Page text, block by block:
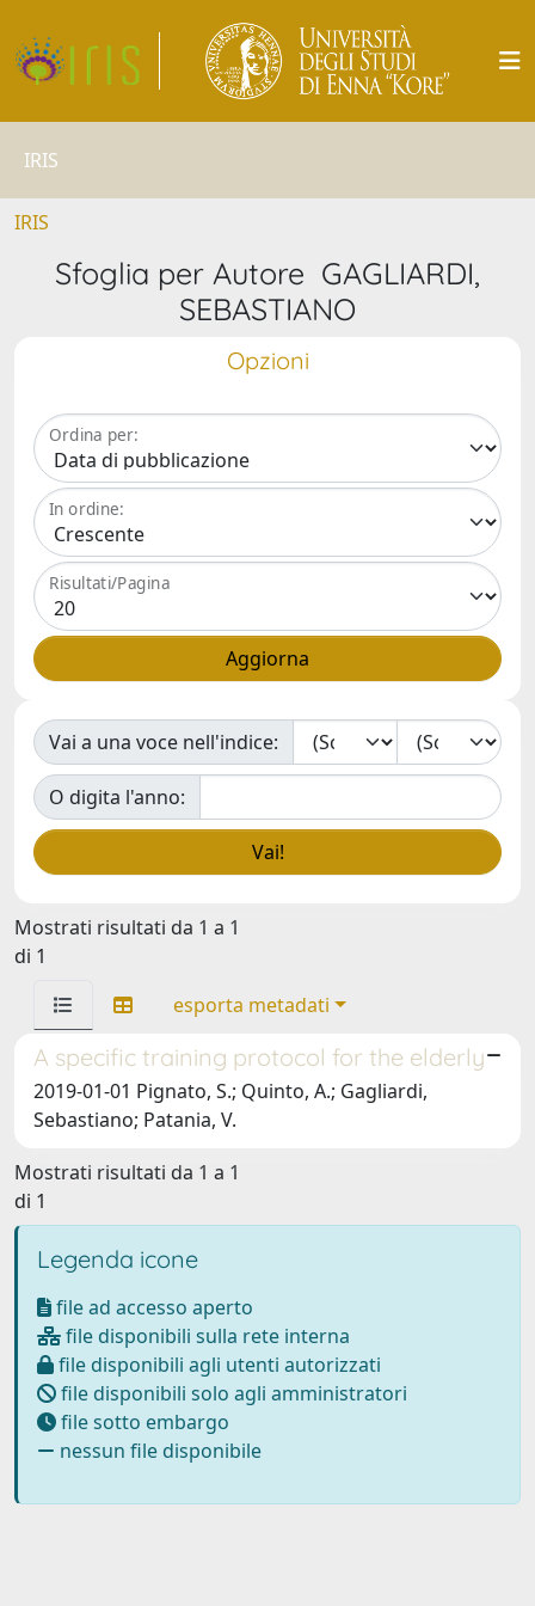
IRIS
IRIS
Sfoglia per Autore GAGLIARDI,
SEBASTIANO
Opzioni
Ordina per:
In ordine:
Risultati/Pagina
Vai a una voce nell'indice:
O digita l'anno:
Mostrati risultati da 1 a 1
di 1
esporta metadati
A specific training protocol for the elderly
2019-01-01 Pignato, S.; Quinto, A.; Gagliardi,
Sebastiano; Patania, V.
Mostrati risultati da 1 a 1
di 1
Legenda icone
file ad accesso aperto
file disponibili sulla rete interna
file disponibili agli utenti autorizzati
file disponibili solo agli amministratori
file sotto embargo
nessun file disponibile